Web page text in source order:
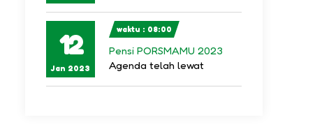
12
Jan 2023
waktu : 08:00
Pensi PORSMAMU 2023
Agenda telah lewat